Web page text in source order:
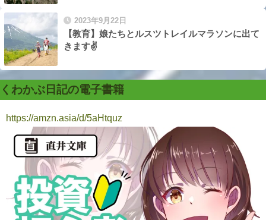
2023年9月22日
【教育】娘たちとルスツトレイルマラソンに出て
きます✌️
くわかぶ日記の電子書籍
https://amzn.asia/d/5aHtquz